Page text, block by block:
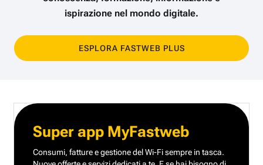
ispirazione nel mondo digitale.
ESPLORA FASTWEB PLUS
Super app MyFastweb
Consumi, fatture e gestione del Wi-Fi sempre in tasca.